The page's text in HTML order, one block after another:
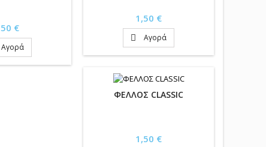
€
Αγορά
Τιμή
1,50 €
 Αγορά
ΦΕΛΛΟΣ CLASSIC
Τιμή
1,50 €